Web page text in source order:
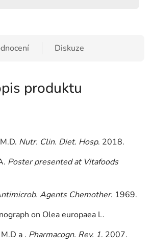
Diskuze
produktu
Nutr. Clin. Diet. Hosp. 2018.
Poster presented at Vitafoods
Agents Chemother. 1969.
on Olea europaea L.
a . Pharmacogn. Rev. 1. 2007.